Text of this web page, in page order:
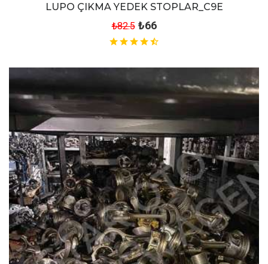
LUPO ÇIKMA YEDEK STOPLAR_C9E
₺82.5 ₺66